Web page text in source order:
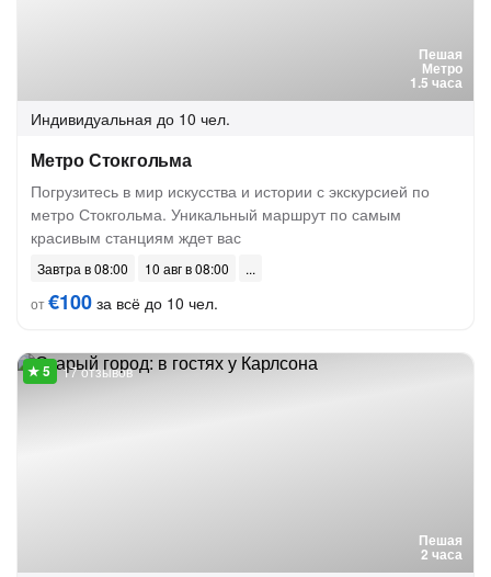
Пешая
Метро
1.5 часа
Индивидуальная до 10 чел.
Метро Стокгольма
Погрузитесь в мир искусства и истории с экскурсией по
метро Стокгольма. Уникальный маршрут по самым
красивым станциям ждет вас
Завтра в 08:00
10 авг в 08:00
от€100 за всё до 10 чел.
Пешая
2 часа
17 отзывов